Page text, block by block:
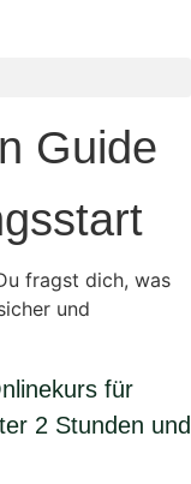
Guide
fragst dich, was
und
für
2 Stunden und